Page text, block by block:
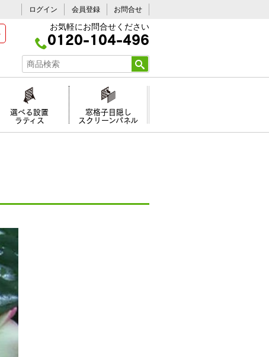
ログイン 会員登録 お問合せ
お気軽にお問合せください
0120-104-496
選べる設置
ラティス
窓格子目隠し
スクリーンパネル